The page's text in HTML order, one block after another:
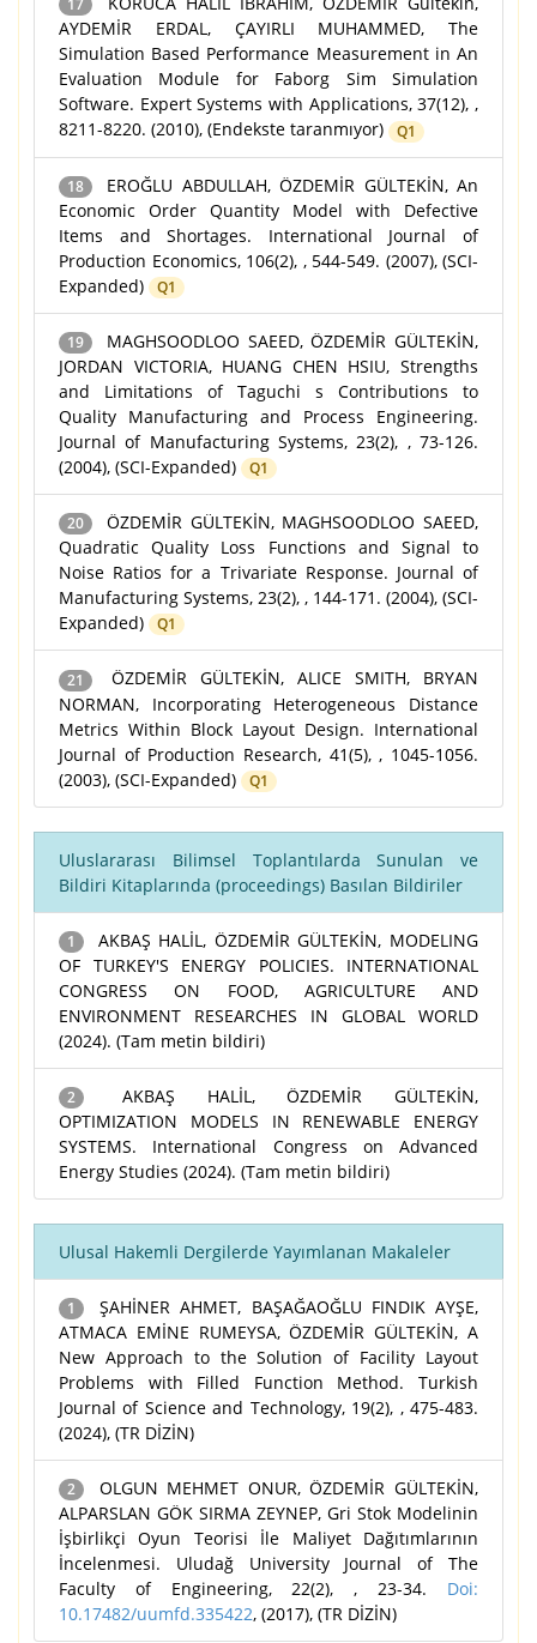
17
AYDEMİR ERDAL, ÇAYIRLI MUHAMMED, The
Simulation Based Performance Measurement in An
Evaluation Module for Faborg Sim Simulation
Software. Expert Systems with Applications, 37(12), ,
8211-8220. (2010), (Endekste taranmıyor)
Q1
18
EROĞLU ABDULLAH, ÖZDEMİR GÜLTEKİN, An
Economic Order Quantity Model with Defective
Items and Shortages. International Journal of
Production Economics, 106(2), , 544-549. (2007), (SCI-
Expanded)
Q1
19
MAGHSOODLOO SAEED, ÖZDEMİR GÜLTEKİN,
JORDAN VICTORIA, HUANG CHEN HSIU, Strengths
and Limitations of Taguchi s Contributions to
Quality Manufacturing and Process Engineering.
Journal of Manufacturing Systems, 23(2), , 73-126.
(2004), (SCI-Expanded)
Q1
20
ÖZDEMİR GÜLTEKİN, MAGHSOODLOO SAEED,
Quadratic Quality Loss Functions and Signal to
Noise Ratios for a Trivariate Response. Journal of
Manufacturing Systems, 23(2), , 144-171. (2004), (SCI-
Expanded)
Q1
21
ÖZDEMİR GÜLTEKİN, ALICE SMITH, BRYAN
NORMAN, Incorporating Heterogeneous Distance
Metrics Within Block Layout Design. International
Journal of Production Research, 41(5), , 1045-1056.
(2003), (SCI-Expanded)
Q1
Uluslararası Bilimsel Toplantılarda Sunulan ve
Bildiri Kitaplarında (proceedings) Basılan Bildiriler
1
AKBAŞ HALİL, ÖZDEMİR GÜLTEKİN, MODELING
OF TURKEY'S ENERGY POLICIES. INTERNATIONAL
CONGRESS ON FOOD, AGRICULTURE AND
ENVIRONMENT RESEARCHES IN GLOBAL WORLD
(2024). (Tam metin bildiri)
2
AKBAŞ HALİL, ÖZDEMİR GÜLTEKİN,
OPTIMIZATION MODELS IN RENEWABLE ENERGY
SYSTEMS. International Congress on Advanced
Energy Studies (2024). (Tam metin bildiri)
Ulusal Hakemli Dergilerde Yayımlanan Makaleler
1
ŞAHİNER AHMET, BAŞAĞAOĞLU FINDIK AYŞE,
ATMACA EMİNE RUMEYSA, ÖZDEMİR GÜLTEKİN, A
New Approach to the Solution of Facility Layout
Problems with Filled Function Method. Turkish
Journal of Science and Technology, 19(2), , 475-483.
(2024), (TR DİZİN)
2
OLGUN MEHMET ONUR, ÖZDEMİR GÜLTEKİN,
ALPARSLAN GÖK SIRMA ZEYNEP, Gri Stok Modelinin
İşbirlikçi Oyun Teorisi İle Maliyet Dağıtımlarının
İncelenmesi. Uludağ University Journal of The
Faculty of Engineering, 22(2), , 23-34. Doi:
10.17482/uumfd.335422, (2017), (TR DİZİN)